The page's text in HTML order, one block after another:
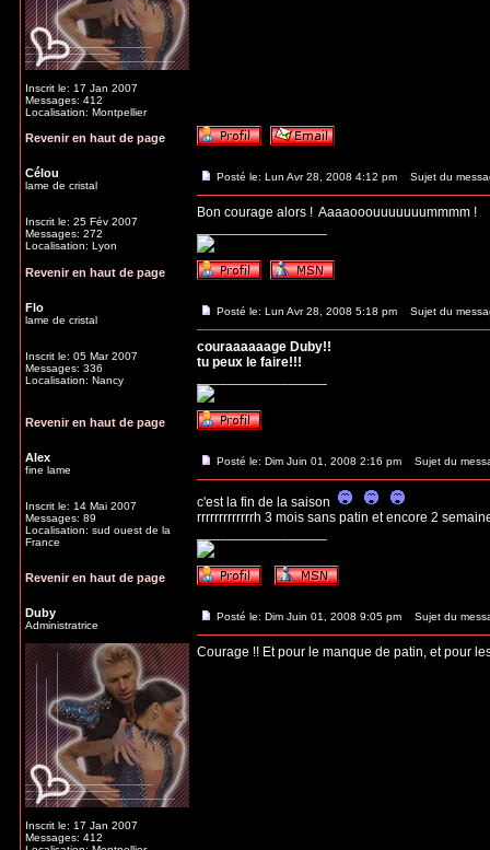
Inscrit le: 17 Jan 2007
Messages: 412
Localisation: Montpellier
Revenir en haut de page
Célou
lame de cristal
Inscrit le: 25 Fév 2007
Messages: 272
Localisation: Lyon
Posté le: Lun Avr 28, 2008 4:12 pm Sujet du
Bon courage alors ! Aaaaooouuuuuuummmm !
Revenir en haut de page
Flo
lame de cristal
Inscrit le: 05 Mar 2007
Messages: 336
Localisation: Nancy
Posté le: Lun Avr 28, 2008 5:18 pm Sujet du
couraaaaaage Duby!!
tu peux le faire!!!
Revenir en haut de page
Alex
fine lame
Inscrit le: 14 Mai 2007
Messages: 89
Localisation: sud ouest de la
France
Posté le: Dim Juin 01, 2008 2:16 pm Sujet du
c'est la fin de la saison
rrrrrrrrrrrrrh 3 mois sans patin et encore 2
Revenir en haut de page
Duby
Administratrice
Inscrit le: 17 Jan 2007
Messages: 412
Posté le: Dim Juin 01, 2008 9:05 pm Sujet du
Courage !! Et pour le manque de patin, et pour